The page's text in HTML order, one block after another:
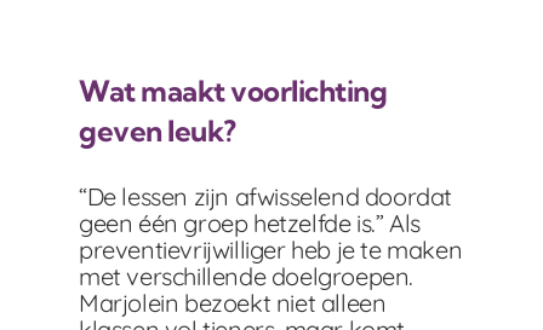
Wat maakt voorlichting
geven leuk?
“De lessen zijn afwisselend doordat
geen één groep hetzelfde is.” Als
preventievrijwilliger heb je te maken
met verschillende doelgroepen.
Marjolein bezoekt niet alleen